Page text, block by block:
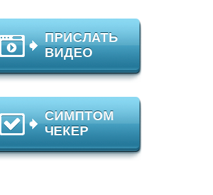
ПРИСЛАТЬ
ВИДЕО
СИМПТОМ
ЧЕКЕР